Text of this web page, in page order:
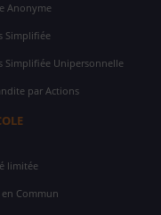
Anonyme
Simplifiée
Simplifiée Unipersonnelle
par Actions
limitée
Commun